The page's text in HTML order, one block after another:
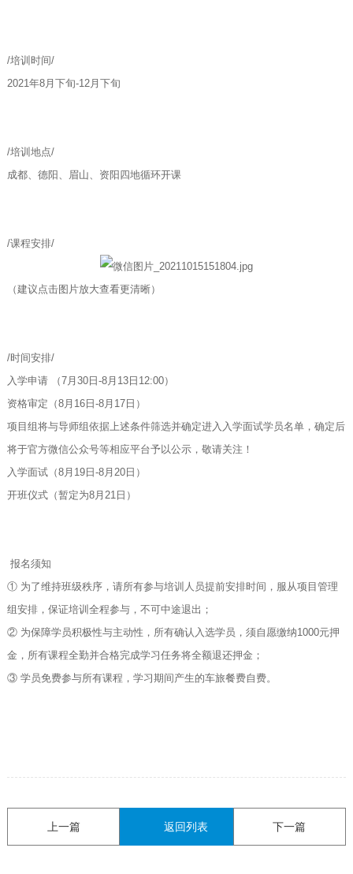
/培训时间/
2021年8月下旬-12月下旬
/培训地点/
成都、德阳、眉山、资阳四地循环开课
/课程安排/
（建议点击图片放大查看更清晰）
/时间安排/
入学申请 （7月30日-8月13日12:00）
资格审定（8月16日-8月17日）
项目组将与导师组依据上述条件筛选并确定进入入学面试学员名单，确定后
将于官方微信公众号等相应平台予以公示，敬请关注！
入学面试（8月19日-8月20日）
开班仪式（暂定为8月21日）
报名须知
① 为了维持班级秩序，请所有参与培训人员提前安排时间，服从项目管理
组安排，保证培训全程参与，不可中途退出；
② 为保障学员积极性与主动性，所有确认入选学员，须自愿缴纳1000元押
金，所有课程全勤并合格完成学习任务将全额退还押金；
③ 学员免费参与所有课程，学习期间产生的车旅餐费自费。
上一篇 返回列表 下一篇